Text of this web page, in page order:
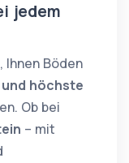
jedem
Böden
höchste
Ob bei
– mit